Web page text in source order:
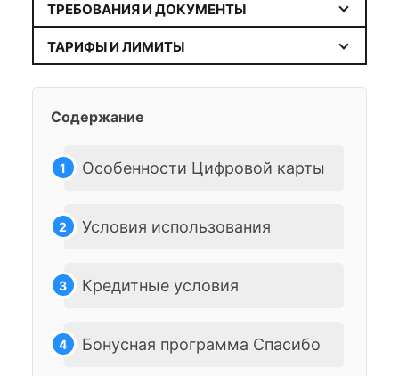
ТРЕБОВАНИЯ И ДОКУМЕНТЫ
ТАРИФЫ И ЛИМИТЫ
Содержание
Особенности Цифровой карты
Условия использования
Кредитные условия
Бонусная программа Спасибо